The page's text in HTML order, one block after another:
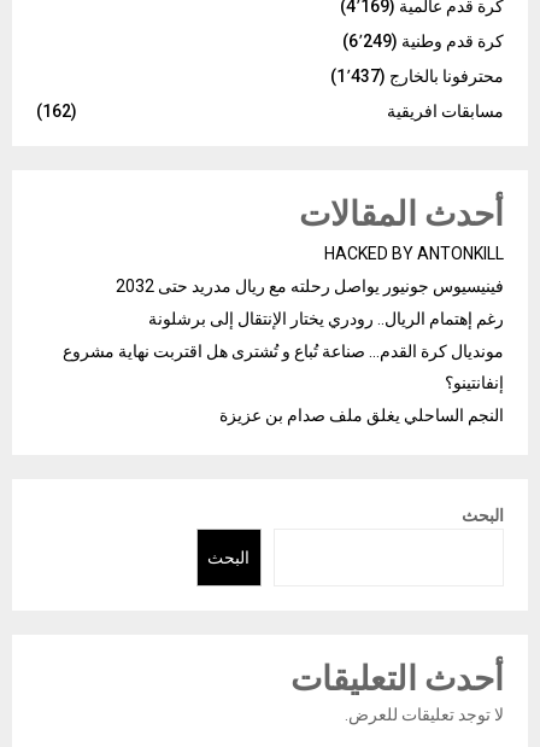
كرة قدم عالمية (4٬169)
كرة قدم وطنية (6٬249)
محترفونا بالخارج (1٬437)
مسابقات افريقية
(162)
أحدث المقالات
HACKED BY ANTONKILL
فينيسيوس جونيور يواصل رحلته مع ريال مدريد حتى 2032
رغم إهتمام الريال.. رودري يختار الإنتقال إلى برشلونة
مونديال كرة القدم… صناعة تُباع و تُشترى هل اقتربت نهاية مشروع
إنفانتينو؟
النجم الساحلي يغلق ملف صدام بن عزيزة
البحث
البحث
أحدث التعليقات
لا توجد تعليقات للعرض.